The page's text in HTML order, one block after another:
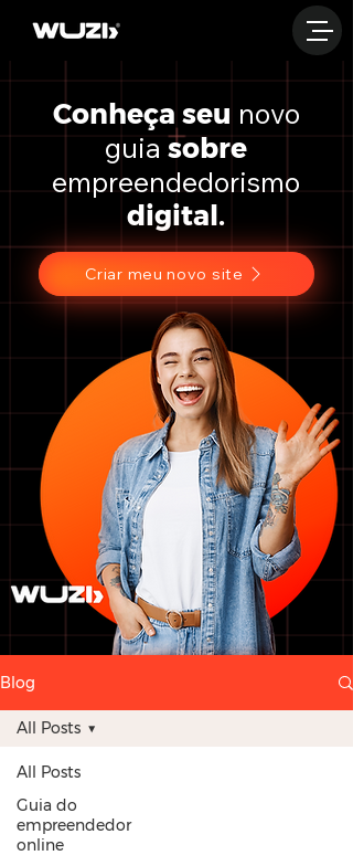
Conheça seu novo
guia sobre
empreendedorismo
digital.
Criar meu novo site
Blog
All Posts
Guia do
empreendedor
online
All Posts